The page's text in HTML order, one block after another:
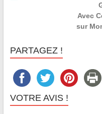
Avec
sur
PARTAGEZ !
VOTRE AVIS !